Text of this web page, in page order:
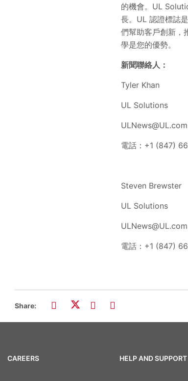
的機會。UL
長。UL 認證標誌
們幫助客戶創新，
學是您的優勢。
新聞聯絡人：
Tyler Khan
UL Solutions
ULNews@UL.com
電話：+1 (847)
Steven Brewster
UL Solutions
ULNews@UL.com
電話：+1 (847)
Share:
CAREERS HELP AND SUPPORT